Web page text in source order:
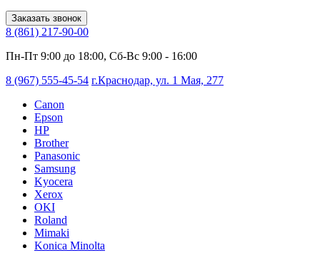
Заказать звонок
8 (861) 217-90-00
Пн-Пт 9:00 до 18:00, Сб-Вс 9:00 - 16:00
8 (967) 555-45-54 г.Краснодар, ул. 1 Мая, 277
Canon
Epson
HP
Brother
Panasonic
Samsung
Kyocera
Xerox
OKI
Roland
Mimaki
Konica Minolta